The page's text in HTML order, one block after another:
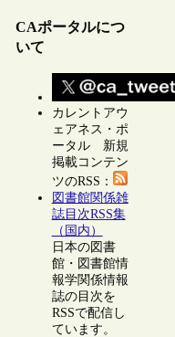
CAポータルにつ
いて
カレントアウ
ェアネス・ポ
ータル 新規
掲載コンテン
ツのRSS：
図書館関係雑
誌目次RSS集
（国内）
日本の図書
館・図書館情
報学関係情報
誌の目次を
RSSで配信し
ています。